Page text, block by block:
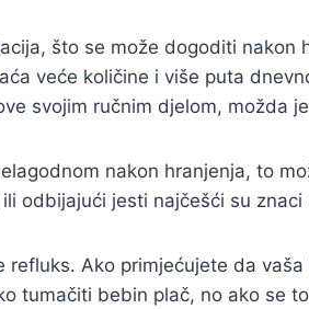
što se može dogoditi nakon
veće količine i više puta
svojim ručnim djelom, možda
nakon hranjenja, to
odbijajući jesti najčešći su
Ako primjećujete da
tumačiti bebin plač, no ako se